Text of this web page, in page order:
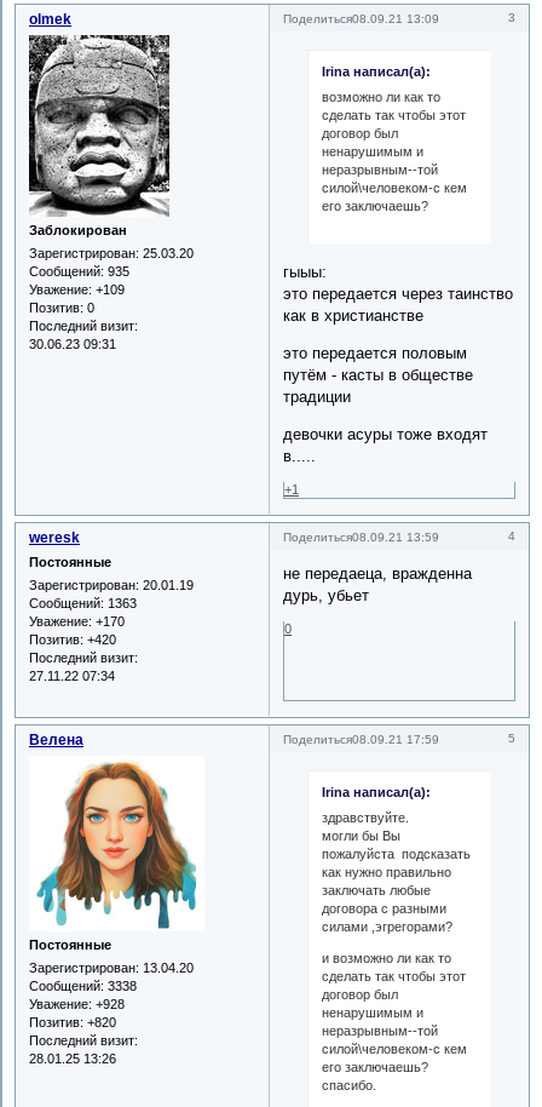
Поделиться 3
08.09.21 13:09
olmek
Заблокирован
Зарегистрирован: 25.03.20
Сообщений: 935
Уважение: +109
Позитив: 0
Последний визит:
30.06.23 09:31
Irina написал(а):
возможно ли как то
сделать так чтобы этот
договор был
ненарушимым и
неразрывным--той
силой\человеком-с кем
его заключаешь?
гыыы:
это передается через таинство
как в христианстве
это передается половым
путём - касты в обществе
традиции
девочки асуры тоже входят
в.....
+1
Поделиться 4
08.09.21 13:59
weresk
Постоянные
Зарегистрирован: 20.01.19
Сообщений: 1363
Уважение: +170
Позитив: +420
Последний визит:
27.11.22 07:34
не передаеца, вражденна
дурь, убьет
0
Поделиться 5
08.09.21 17:59
Велена
Постоянные
Зарегистрирован: 13.04.20
Сообщений: 3338
Уважение: +928
Позитив: +820
Последний визит:
28.01.25 13:26
Irina написал(а):
здравствуйте.
могли бы Вы
пожалуйста подсказать
как нужно правильно
заключать любые
договора с разными
силами ,эгрегорами?
и возможно ли как то
сделать так чтобы этот
договор был
ненарушимым и
неразрывным--той
силой\человеком-с кем
его заключаешь?
спасибо.